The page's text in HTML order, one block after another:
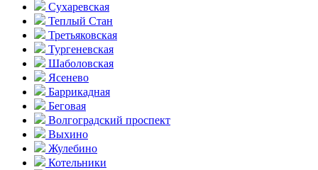
Сухаревская
Теплый Стан
Третьяковская
Тургеневская
Шаболовская
Ясенево
Баррикадная
Беговая
Волгоградский проспект
Выхино
Жулебино
Котельники